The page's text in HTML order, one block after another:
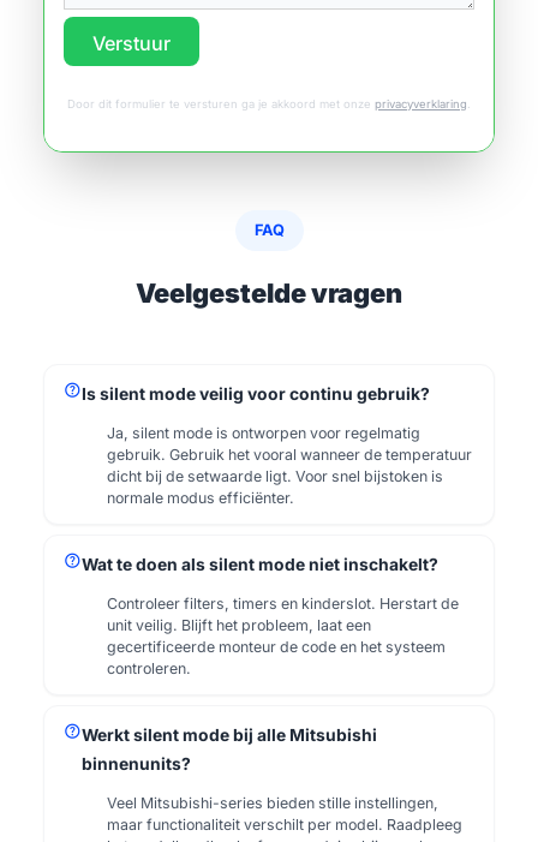
Verstuur
Door dit formulier te versturen ga je akkoord met onze privacyverklaring
FAQ
Veelgestelde vragen
helpIs silent mode veilig voor continu gebruik?
Ja, silent mode is ontworpen voor regelmatig
gebruik. Gebruik het vooral wanneer de temperatuur
dicht bij de setwaarde ligt. Voor snel bijstoken is
normale modus efficiënter.
helpWat te doen als silent mode niet inschakelt?
Controleer filters, timers en kinderslot. Herstart de
unit veilig. Blijft het probleem, laat een
gecertificeerde monteur de code en het systeem
controleren.
helpWerkt silent mode bij alle Mitsubishi
binnenunits?
Veel Mitsubishi-series bieden stille instellingen,
maar functionaliteit verschilt per model. Raadpleeg